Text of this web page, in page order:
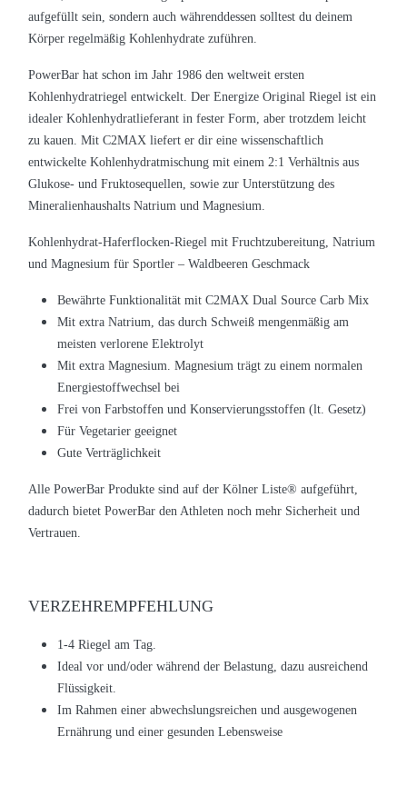
aufgefüllt sein, sondern auch währenddessen solltest du deinem
Körper regelmäßig Kohlenhydrate zuführen.
PowerBar hat schon im Jahr 1986 den weltweit ersten
Kohlenhydratriegel entwickelt. Der Energize Original Riegel ist ein
idealer Kohlenhydratlieferant in fester Form, aber trotzdem leicht
zu kauen. Mit C2MAX liefert er dir eine wissenschaftlich
entwickelte Kohlenhydratmischung mit einem 2:1 Verhältnis aus
Glukose- und Fruktosequellen, sowie zur Unterstützung des
Mineralienhaushalts Natrium und Magnesium.
Kohlenhydrat-Haferflocken-Riegel mit Fruchtzubereitung, Natrium
und Magnesium für Sportler – Waldbeeren Geschmack
Bewährte Funktionalität mit C2MAX Dual Source Carb Mix
Mit extra Natrium, das durch Schweiß mengenmäßig am
meisten verlorene Elektrolyt
Mit extra Magnesium. Magnesium trägt zu einem normalen
Energiestoffwechsel bei
Frei von Farbstoffen und Konservierungsstoffen (lt. Gesetz)
Für Vegetarier geeignet
Gute Verträglichkeit
Alle PowerBar Produkte sind auf der Kölner Liste® aufgeführt,
dadurch bietet PowerBar den Athleten noch mehr Sicherheit und
Vertrauen.
VERZEHREMPFEHLUNG
1-4 Riegel am Tag.
Ideal vor und/oder während der Belastung, dazu ausreichend
Flüssigkeit.
Im Rahmen einer abwechslungsreichen und ausgewogenen
Ernährung und einer gesunden Lebensweise